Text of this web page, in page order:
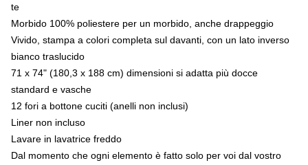
te
Morbido 100% poliestere per un morbido, anche drappeggio
Vivido, stampa a colori completa sul davanti, con un lato inverso
bianco traslucido
71 x 74" (180,3 x 188 cm) dimensioni si adatta più docce
standard e vasche
12 fori a bottone cuciti (anelli non inclusi)
Liner non incluso
Lavare in lavatrice freddo
Dal momento che ogni elemento è fatto solo per voi dal vostro